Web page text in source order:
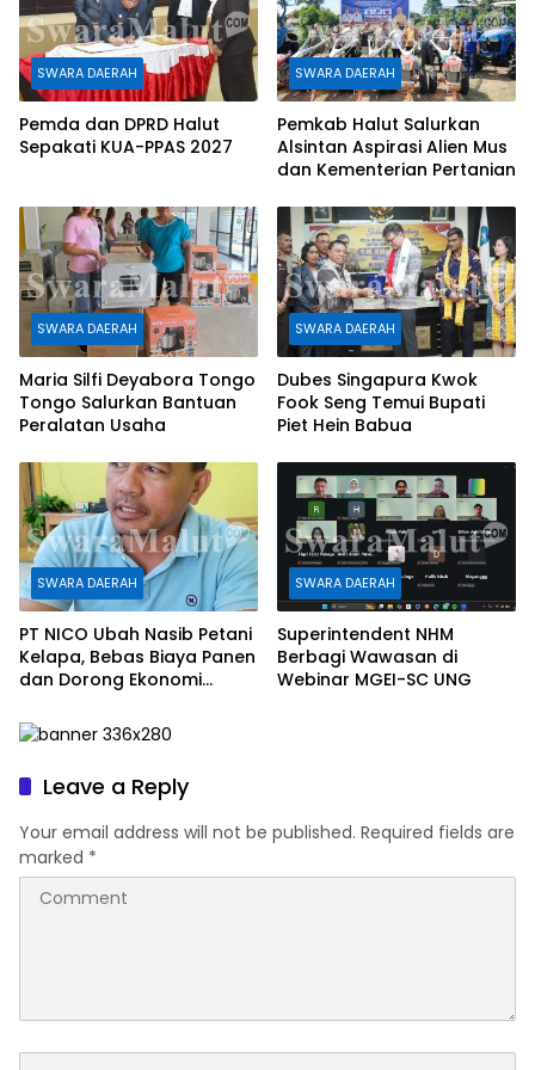
SWARA DAERAH
Pemda dan DPRD Halut
Sepakati KUA-PPAS 2027
SWARA DAERAH
Pemkab Halut Salurkan
Alsintan Aspirasi Alien Mus
dan Kementerian Pertanian
SWARA DAERAH
Maria Silfi Deyabora Tongo
Tongo Salurkan Bantuan
Peralatan Usaha
SWARA DAERAH
Dubes Singapura Kwok
Fook Seng Temui Bupati
Piet Hein Babua
SWARA DAERAH
PT NICO Ubah Nasib Petani
Kelapa, Bebas Biaya Panen
dan Dorong Ekonomi
SWARA DAERAH
Superintendent NHM
Berbagi Wawasan di
Webinar MGEI-SC UNG
Leave a Reply
Your email address will not be published. Required fields are
marked *